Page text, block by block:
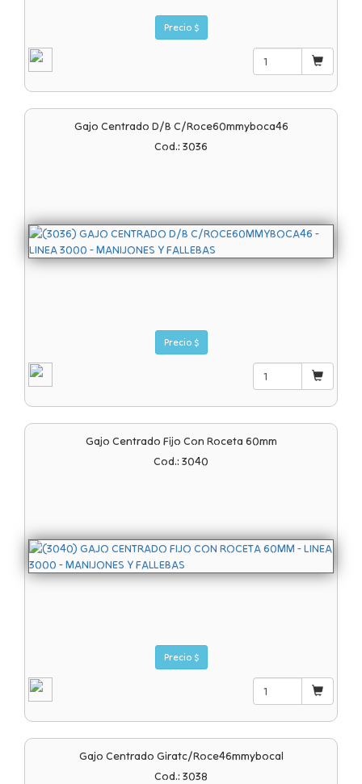
Precio $
Gajo Centrado D/b C/roce60mmyboca46
Cod.: 3036
Precio $
Gajo Centrado Fijo Con Roceta 60mm
Cod.: 3040
Precio $
Gajo Centrado Giratc/roce46mmybocal
Cod.: 3038